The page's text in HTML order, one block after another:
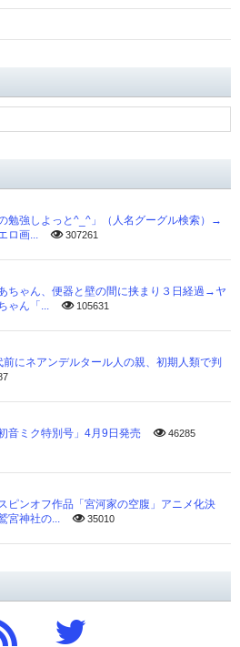
勉強しよっと^_^」（人名グーグル検索）→
ロ画...
307261
ちゃん、便器と壁の間に挟まり３日経過→ヤ
ゃん「...
105631
前にネアンデルタール人の親、初期人類で判
音ミク特別号」4月9日発売 46285
ピンオフ作品「宮河家の空腹」アニメ化決
宮神社の...
35010